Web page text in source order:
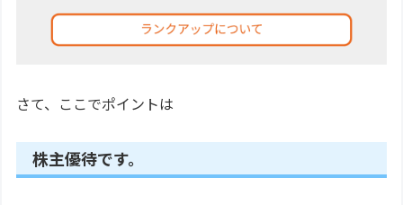
さて、ここでポイントは
株主優待です。